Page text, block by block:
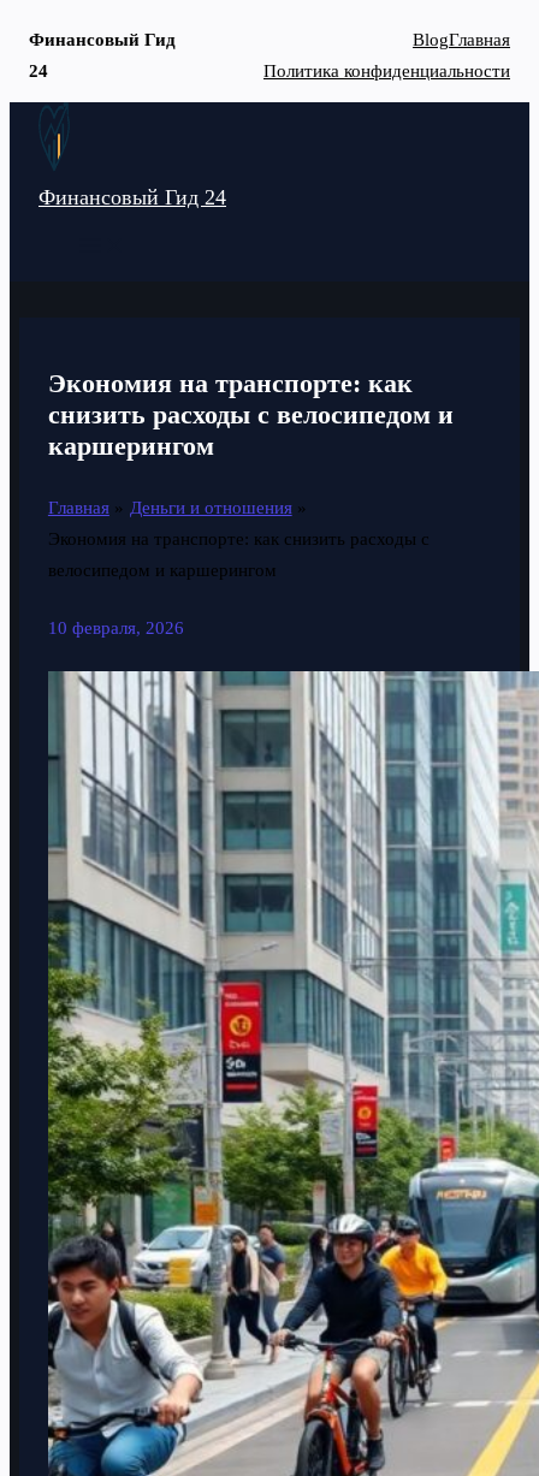
Финансовый Гид
24
BlogГлавная
Политика конфиденциальности
Перейти
Финансовый Гид 24
Экономия на транспорте: как
снизить расходы с велосипедом и
каршерингом
Главная
Деньги и отношения
Экономия на транспорте: как снизить расходы с
велосипедом и каршерингом
10 февраля, 2026